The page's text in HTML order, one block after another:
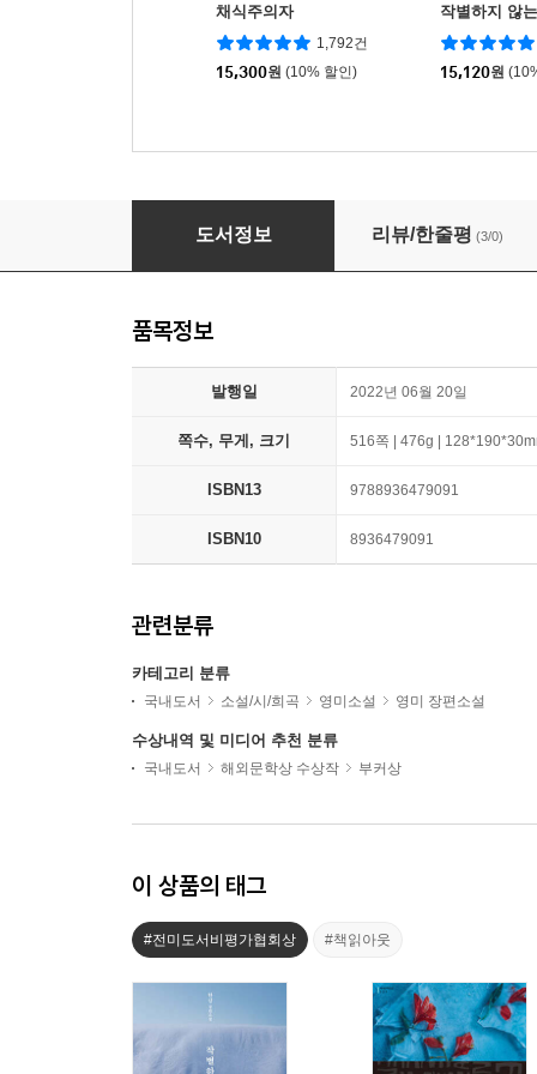
채식주의자
1,792건
15,300원 (10% 할인)
작별하지 않
15,120원
도서정보 리뷰/한줄평 (3/0)
품목정보
발행일 2022년 06월 20일
쪽수, 무게, 크기 516쪽 | 476g |
ISBN13 9788936479091
ISBN10 8936479091
관련분류
카테고리 분류
국내도서 소설/시/희곡 영미소설 영미 장편소설
수상내역 및 미디어 추천 분류
국내도서 해외문학상 수상작 부커상
이 상품의 태그
#전미도서비평가협회상 #책읽아웃